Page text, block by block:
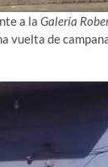
a la Galería
vuelta de